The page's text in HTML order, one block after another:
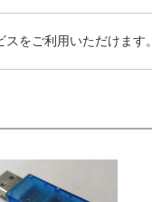
をご利用いただけます。